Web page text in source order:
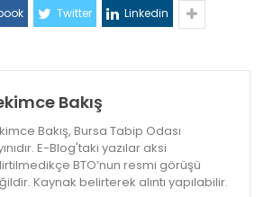
Twitter Linkedin
Bakış
Bakış, Bursa Tabip Odası
E-Blog'taki yazılar aksi
BTO’nun resmi görüşü
Kaynak belirterek alıntı yapılabilir.